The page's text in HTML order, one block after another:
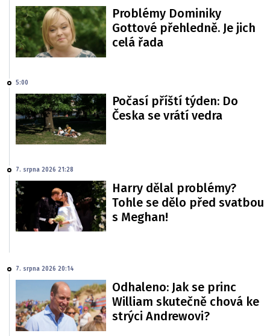
Problémy Dominiky
Gottové přehledně. Je jich
celá řada
5:00
Počasí příští týden: Do
Česka se vrátí vedra
7. srpna 2026 21:28
Harry dělal problémy?
Tohle se dělo před svatbou
s Meghan!
7. srpna 2026 20:14
Odhaleno: Jak se princ
William skutečně chová ke
strýci Andrewovi?